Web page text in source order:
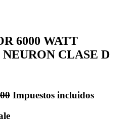
6000 WATT
CLASE D
Impuestos incluidos